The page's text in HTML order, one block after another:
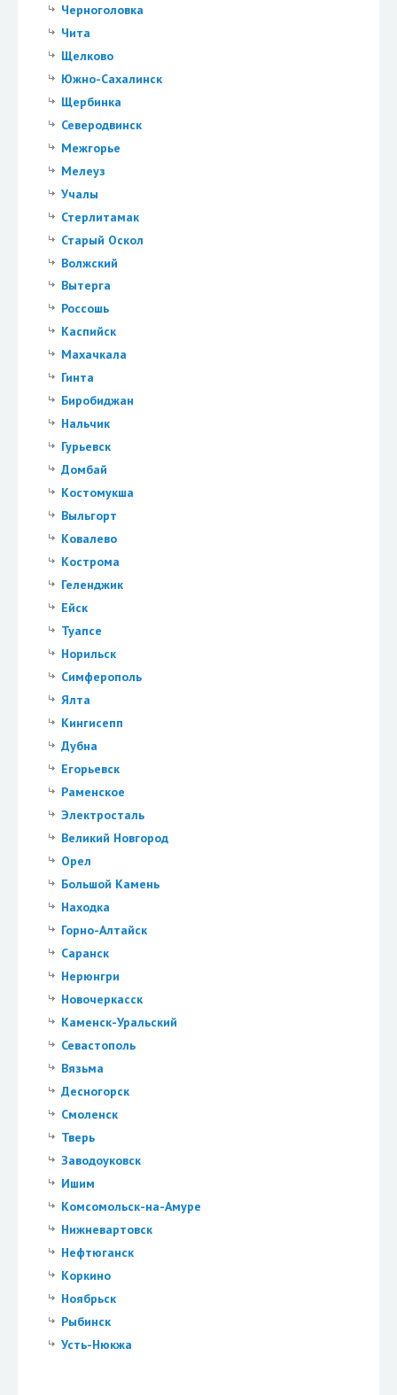
Черноголовка
Чита
Щелково
Южно-Сахалинск
Щербинка
Северодвинск
Межгорье
Мелеуз
Учалы
Стерлитамак
Старый Оскол
Волжский
Вытерга
Россошь
Каспийск
Махачкала
Гинта
Биробиджан
Нальчик
Гурьевск
Домбай
Костомукша
Выльгорт
Ковалево
Кострома
Геленджик
Ейск
Туапсе
Норильск
Симферополь
Ялта
Кингисепп
Дубна
Егорьевск
Раменское
Электросталь
Великий Новгород
Орел
Большой Камень
Находка
Горно-Алтайск
Саранск
Нерюнгри
Новочеркасск
Каменск-Уральский
Севастополь
Вязьма
Десногорск
Смоленск
Тверь
Заводоуковск
Ишим
Комсомольск-на-Амуре
Нижневартовск
Нефтюганск
Коркино
Ноябрьск
Рыбинск
Усть-Нюкжа